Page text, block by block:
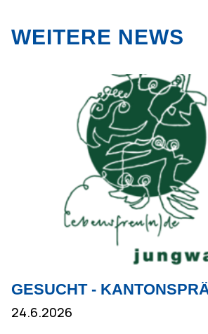
WEITERE NEWS
GESUCHT -
24.6.2026